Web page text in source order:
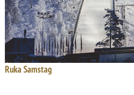
Ruka Samstag